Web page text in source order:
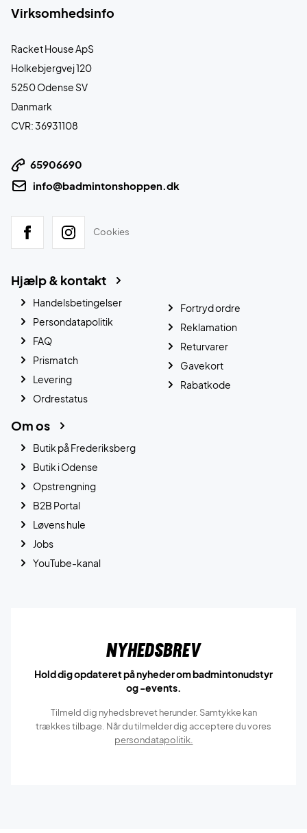
Virksomhedsinfo
Racket House ApS
Holkebjergvej 120
5250 Odense SV
Danmark
CVR: 36931108
65906690
info@badmintonshoppen.dk
Cookies
Hjælp & kontakt
Handelsbetingelser
Persondatapolitik
FAQ
Prismatch
Levering
Ordrestatus
Fortryd ordre
Reklamation
Returvarer
Gavekort
Rabatkode
Om os
Butik på Frederiksberg
Butik i Odense
Opstrengning
B2B Portal
Løvens hule
Jobs
YouTube-kanal
Nyhedsbrev
Hold dig opdateret på nyheder om badmintonudstyr
og -events.
Tilmeld dig nyhedsbrevet herunder. Samtykke kan
trækkes tilbage. Når du tilmelder dig acceptere du vores
persondatapolitik.